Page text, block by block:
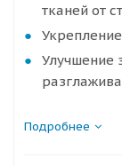
тканей от
Улучшение
Подробнее